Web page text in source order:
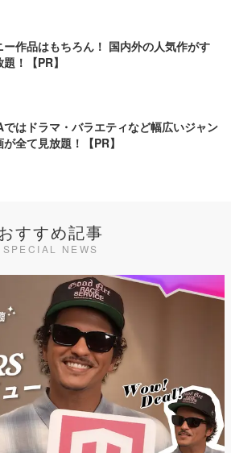
ー作品はもちろん！ 国内外の人気作がす
！【PR】
はドラマ・バラエティなど幅広いジャン
全て見放題！【PR】
すすめ記事
SPECIAL NEWS